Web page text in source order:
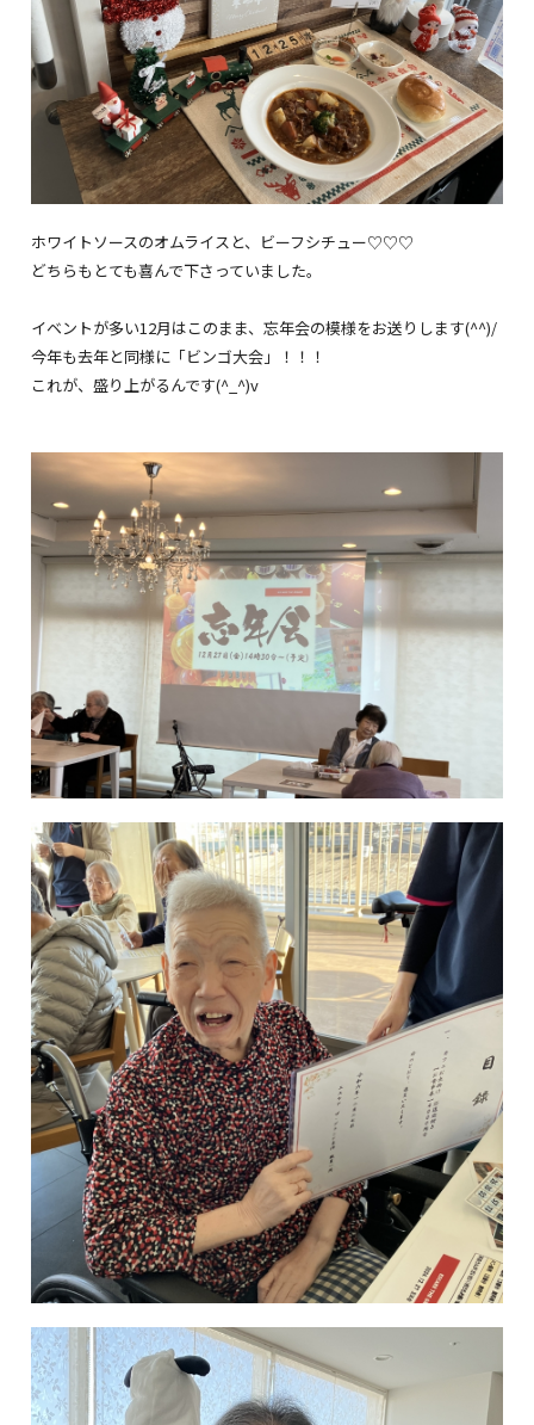
ホワイトソースのオムライスと、ビーフシチュー♡♡♡
どちらもとても喜んで下さっていました。
イベントが多い12月はこのまま、忘年会の模様をお送りします(^^)/
今年も去年と同様に「ビンゴ大会」！！！
これが、盛り上がるんです(^_^)v